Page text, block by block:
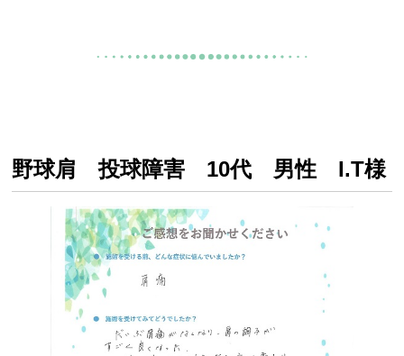
野球肩 投球障害 10代 男性 I.T様